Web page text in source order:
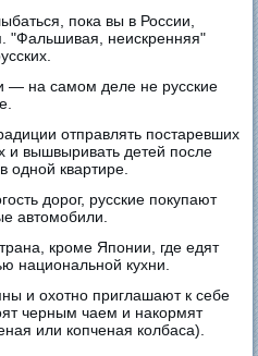
пока вы в России,
"Фальшивая, неискренняя"
— на самом деле не русские
отправлять постаревших
и вышвыривать детей после
одной квартире.
дорог, русские покупают
автомобили.
кроме Японии, где едят
национальной кухни.
и охотно приглашают к себе
черным чаем и накормят
или копченая колбаса).